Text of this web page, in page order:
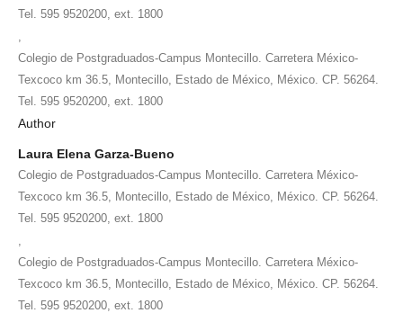
Tel. 595 9520200, ext. 1800
Colegio de Postgraduados-Campus Montecillo. Carretera México-
Texcoco km 36.5, Montecillo, Estado de México, México. CP. 56264.
Tel. 595 9520200, ext. 1800
Author
Laura Elena Garza-Bueno
Colegio de Postgraduados-Campus Montecillo. Carretera México-
Texcoco km 36.5, Montecillo, Estado de México, México. CP. 56264.
Tel. 595 9520200, ext. 1800
Colegio de Postgraduados-Campus Montecillo. Carretera México-
Texcoco km 36.5, Montecillo, Estado de México, México. CP. 56264.
Tel. 595 9520200, ext. 1800